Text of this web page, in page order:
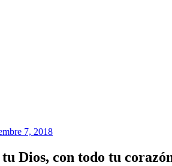
7, 2018
tu Dios, con todo tu